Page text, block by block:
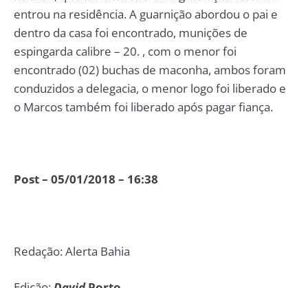
entrou na residência. A guarnição abordou o pai e
dentro da casa foi encontrado, munições de
espingarda calibre – 20. , com o menor foi
encontrado (02) buchas de maconha, ambos foram
conduzidos a delegacia, o menor logo foi liberado e
o Marcos também foi liberado após pagar fiança.
Post – 05/01/2018 – 16:38
Redação: Alerta Bahia